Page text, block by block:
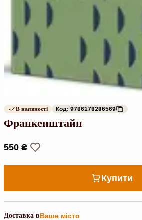
В наявності Код: 9786178286569
Франкенштайн
550 ₴
Купити
Доставка вВаше місто